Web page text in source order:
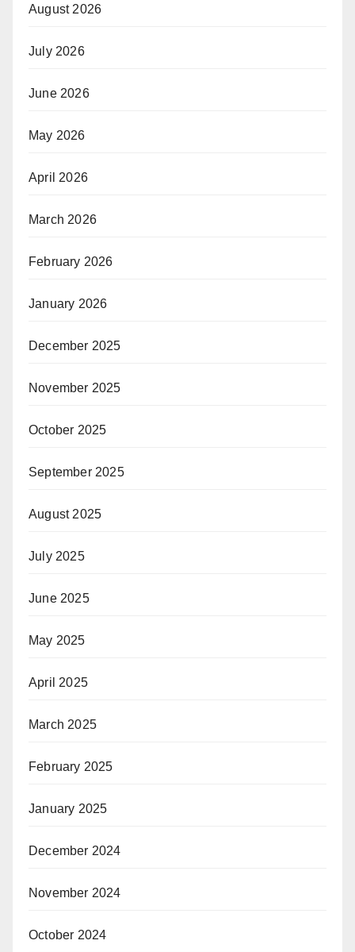
August 2026
July 2026
June 2026
May 2026
April 2026
March 2026
February 2026
January 2026
December 2025
November 2025
October 2025
September 2025
August 2025
July 2025
June 2025
May 2025
April 2025
March 2025
February 2025
January 2025
December 2024
November 2024
October 2024